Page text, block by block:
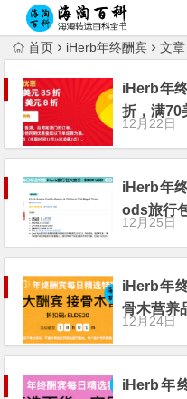
首页 iHerb年终酬宾 文章
iHerb年
折，满70
12月22日
iHerb年
ods旅行
12月25日
iHerb年
骨木营养
12月24日
iHerb年